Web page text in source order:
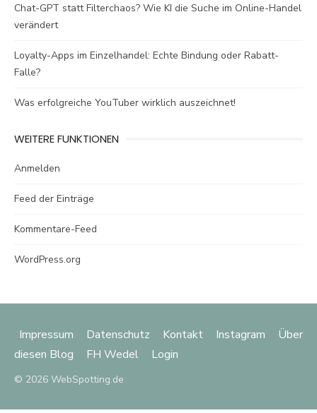
Chat-GPT statt Filterchaos? Wie KI die Suche im Online-Handel
verändert
Loyalty-Apps im Einzelhandel: Echte Bindung oder Rabatt-
Falle?
Was erfolgreiche YouTuber wirklich auszeichnet!
WEITERE FUNKTIONEN
Anmelden
Feed der Einträge
Kommentare-Feed
WordPress.org
Impressum Datenschutz Kontakt Instagram
Über
diesen Blog
FH Wedel Login
© 2026 WebSpotting.de